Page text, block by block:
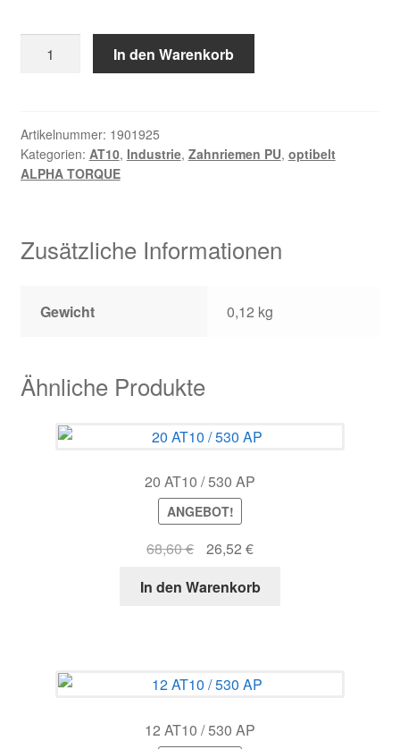
Warenkorb
Zahlungsarten
AT10
Menge
In den Warenkorb
Artikelnummer: 1901925
Kategorien: AT10, Industrie, Zahnriemen PU, optibelt
ALPHA TORQUE
Zusätzliche Informationen
Gewicht 0,12 kg
Ähnliche Produkte
20 AT10 / 530 AP
ANGEBOT!
68,60€
Ursprünglicher
war:
26,52 €Aktueller
ist:
In den Warenkorb
12 AT10 / 530 AP